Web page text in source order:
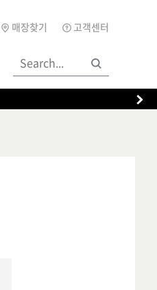
매장찾기 고객센터